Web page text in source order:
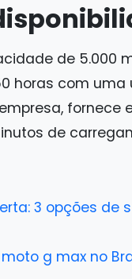
de 5.000
horas com
fornece
de
3 opções
g max no